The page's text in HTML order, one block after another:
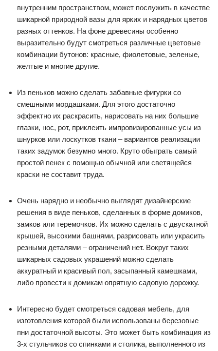
внутренним пространством, может послужить в качестве
шикарной природной вазы для ярких и нарядных цветов
разных оттенков. На фоне древесины особенно
выразительно будут смотреться различные цветовые
комбинации бутонов: красные, фиолетовые, зеленые,
желтые и многие другие.
Из пеньков можно сделать забавные фигурки со
смешными мордашками. Для этого достаточно
эффектно их раскрасить, нарисовать на них большие
глазки, нос, рот, приклеить импровизированные усы из
шнурков или лоскутков ткани – вариантов реализации
таких задумок безумно много. Круто обыграть самый
простой пенек с помощью обычной или светящейся
краски не составит труда.
Очень нарядно и необычно выглядят дизайнерские
решения в виде пеньков, сделанных в форме домиков,
замков или теремочков. Их можно сделать с двускатной
крышей, высокими башнями, разрисовать или украсить
резными деталями – ограничений нет. Вокруг таких
шикарных садовых украшений можно сделать
аккуратный и красивый пол, засыпанный камешками,
либо провести к домикам опрятную садовую дорожку.
Интересно будет смотреться садовая мебель, для
изготовления которой были использованы березовые
пни достаточной высоты. Это может быть комбинация из
3-х стульчиков со спинками и столика, выполненного из